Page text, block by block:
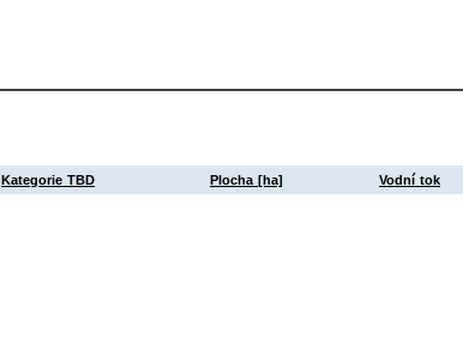
Kategorie TBD Plocha [ha] Vodní tok